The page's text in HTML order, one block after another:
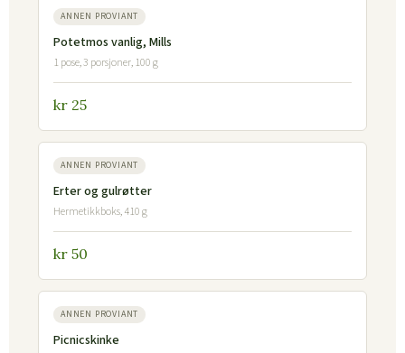
ANNEN PROVIANT
Potetmos vanlig, Mills
1 pose, 3 porsjoner, 100 g
kr 25
ANNEN PROVIANT
Erter og gulrøtter
Hermetikkboks, 410 g
kr 50
ANNEN PROVIANT
Picnicskinke